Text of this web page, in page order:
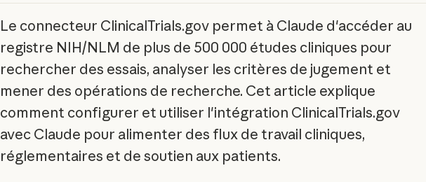
Le connecteur ClinicalTrials.gov permet à Claude d'accéder au
registre NIH/NLM de plus de 500 000 études cliniques pour
rechercher des essais, analyser les critères de jugement et
mener des opérations de recherche. Cet article explique
comment configurer et utiliser l'intégration ClinicalTrials.gov
avec Claude pour alimenter des flux de travail cliniques,
réglementaires et de soutien aux patients.